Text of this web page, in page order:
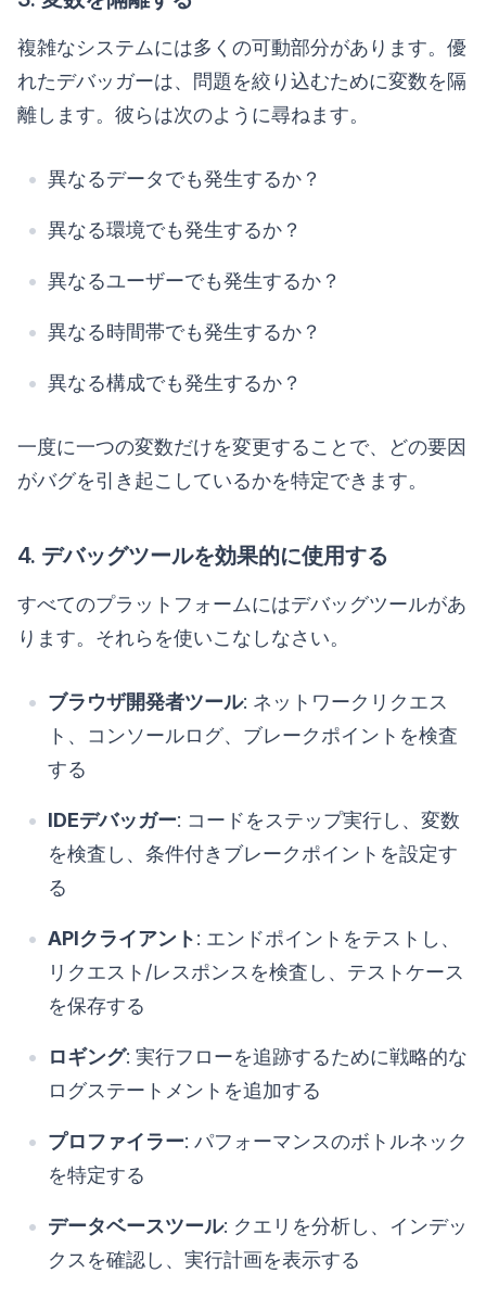
複雑なシステムには多くの可動部分があります。優
れたデバッガーは、問題を絞り込むために変数を隔
離します。彼らは次のように尋ねます。
異なるデータでも発生するか？
異なる環境でも発生するか？
異なるユーザーでも発生するか？
異なる時間帯でも発生するか？
異なる構成でも発生するか？
一度に一つの変数だけを変更することで、どの要因
がバグを引き起こしているかを特定できます。
4. デバッグツールを効果的に使用する
すべてのプラットフォームにはデバッグツールがあ
ります。それらを使いこなしなさい。
ブラウザ開発者ツール: ネットワークリクエス
ト、コンソールログ、ブレークポイントを検査
する
IDEデバッガー: コードをステップ実行し、変数
を検査し、条件付きブレークポイントを設定す
る
APIクライアント: エンドポイントをテストし、
リクエスト/レスポンスを検査し、テストケース
を保存する
ロギング: 実行フローを追跡するために戦略的な
ログステートメントを追加する
プロファイラー: パフォーマンスのボトルネック
を特定する
データベースツール: クエリを分析し、インデッ
クスを確認し、実行計画を表示する